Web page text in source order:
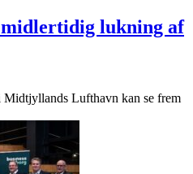
lukning af
Midtjyllands Lufthavn kan se frem